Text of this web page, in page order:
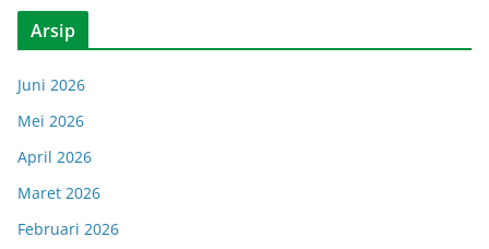
Arsip
Juni 2026
Mei 2026
April 2026
Maret 2026
Februari 2026